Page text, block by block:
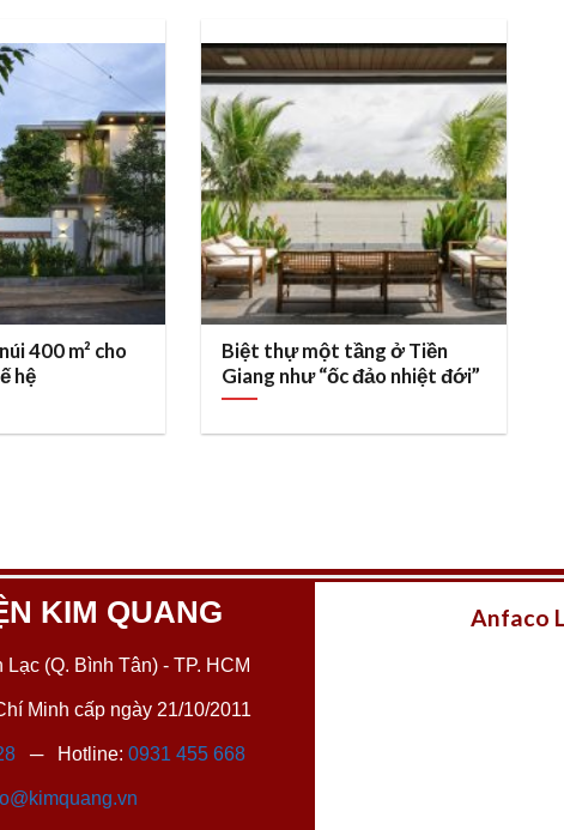
400 m² cho
hệ
Biệt thự một tầng ở Tiền
Giang như “ốc đảo nhiệt đới”
KIM QUANG
(Q. Bình Tân) - TP. HCM
Minh cấp ngày 21/10/2011
─ Hotline: 0931 455 668
Anfaco